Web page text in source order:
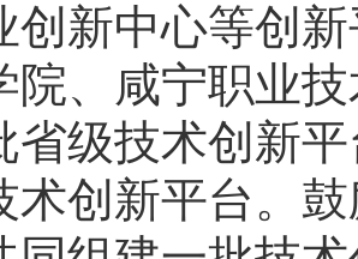
创新中心等创
院、咸宁职业
省级技术创新
术创新平台。